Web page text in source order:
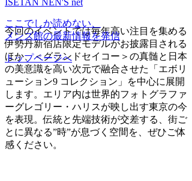
今回のイベントでは毎年高い注目を集める
伊勢丹新宿店限定モデルがお披露目される
ほか、＜グランドセイコー＞の真髄と日本
の美意識を高い次元で融合させた「エボリ
ューション9 コレクション」を中心に展開
します。エリア内は世界的フォトグラファ
ーグレゴリー・ハリスが映し出す東京の今
を表現。伝統と先端技術が交差する、街ご
とに異なる”時”が息づく空間を、ぜひご体
感ください。
ここでしか読めない、
メンズ館の最新情報を発信
トップページへ